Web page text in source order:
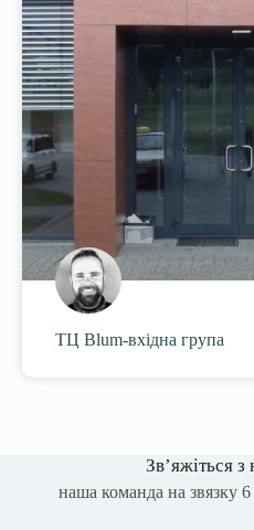
ТЦ Blum-вхідна група
Зв’яжіться з
наша команда на звязку